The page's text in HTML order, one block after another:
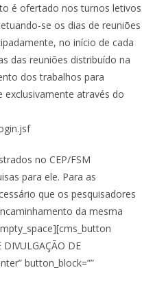
é ofertado nos turnos letivos
se os dias de reuniões
no início de cada
das reuniões distribuído na
dos trabalhos para
exclusivamente através do
no CEP/FSM
para ele. Para as
que os pesquisadores
da mesma
DE
button_block=””